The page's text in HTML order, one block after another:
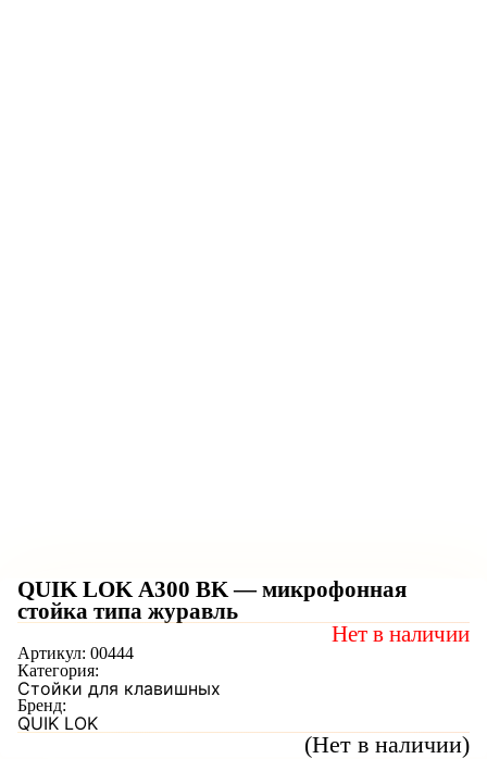
QUIK LOK A300 BK — микрофонная
стойка типа журавль
(Нет в наличии)
Нет в наличии
Артикул: 00444
Категория:
Стойки для клавишных
Бренд:
QUIK LOK